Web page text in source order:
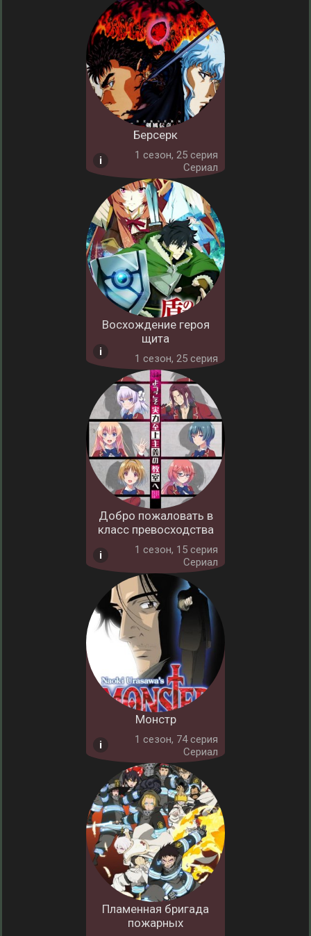
Берсерк
1 cезон, 25 серия
Сериал
Восхождение героя
щита
1 cезон, 25 серия
Добро пожаловать в
класс превосходства
1 cезон, 15 серия
Сериал
Монстр
1 cезон, 74 серия
Сериал
Пламенная бригада
пожарных